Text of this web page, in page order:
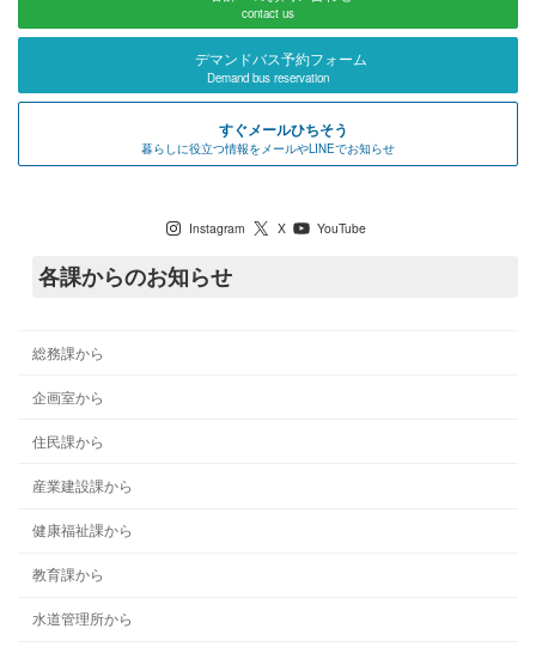
contact us
デマンドバス予約フォーム
Demand bus reservation
すぐメールひちそう
暮らしに役立つ情報をメールやLINEでお知らせ
Instagram X YouTube
各課からのお知らせ
総務課から
企画室から
住民課から
産業建設課から
健康福祉課から
教育課から
水道管理所から